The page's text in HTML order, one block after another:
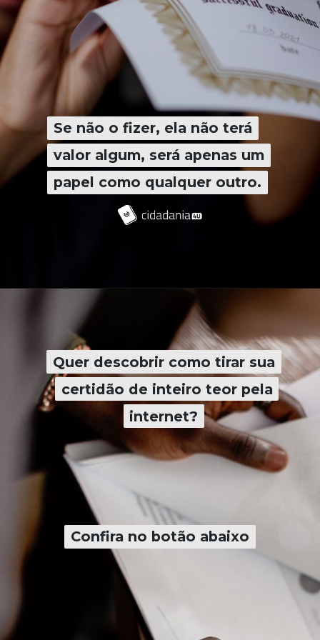
Se não o fizer, ela não terá
valor algum, será apenas um
papel como qualquer outro.
Se não o fizer, ela não terá
valor algum, será apenas um
papel como qualquer outro.
Quer descobrir como tirar sua
certidão de inteiro teor pela
internet?
Quer descobrir como tirar sua
certidão de inteiro teor pela
internet?
Confira no botão abaixo
Confira no botão abaixo